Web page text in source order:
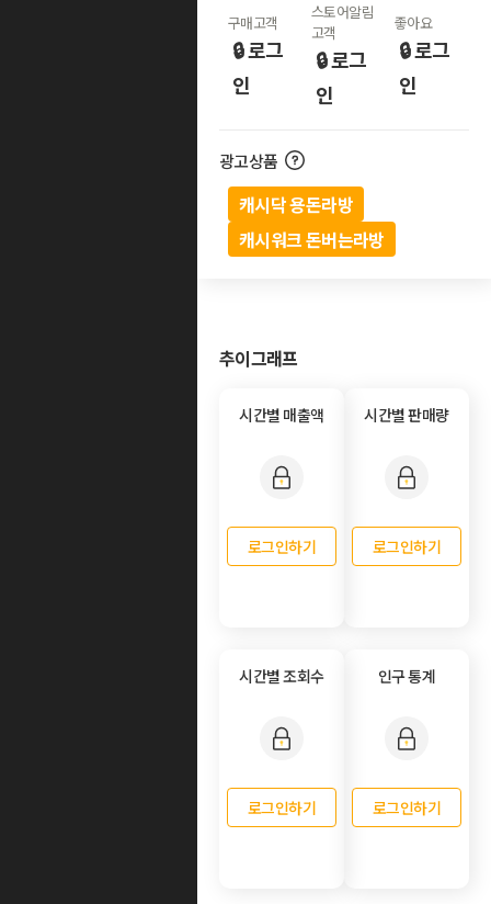
구매고객
🔒 로그
인
스토어알림
고객
🔒 로그
인
좋아요
🔒 로그
인
광고상품
캐시닥 용돈라방
캐시워크 돈버는라방
추이그래프
시간별 매출액
로그인하기
시간별 판매량
로그인하기
시간별 조회수
로그인하기
인구 통계
로그인하기